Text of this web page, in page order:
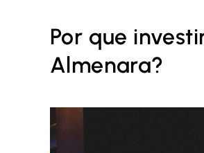
Por que
Almenara?